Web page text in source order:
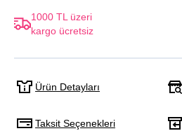
1000 TL üzeri
kargo ücretsiz
Ürün Detayları
Taksit Seçenekleri